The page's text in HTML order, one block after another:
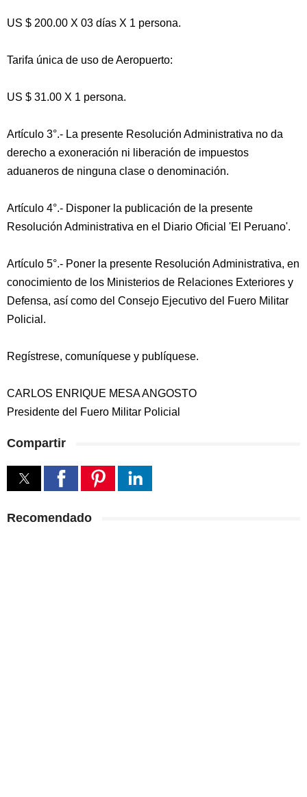
US $ 200.00 X 03 días X 1 persona.
Tarifa única de uso de Aeropuerto:
US $ 31.00 X 1 persona.
Artículo 3°.- La presente Resolución Administrativa no da
derecho a exoneración ni liberación de impuestos
aduaneros de ninguna clase o denominación.
Artículo 4°.- Disponer la publicación de la presente
Resolución Administrativa en el Diario Oficial 'El Peruano'.
Artículo 5°.- Poner la presente Resolución Administrativa, en
conocimiento de los Ministerios de Relaciones Exteriores y
Defensa, así como del Consejo Ejecutivo del Fuero Militar
Policial.
Regístrese, comuníquese y publíquese.
CARLOS ENRIQUE MESA ANGOSTO
Presidente del Fuero Militar Policial
Compartir
Recomendado